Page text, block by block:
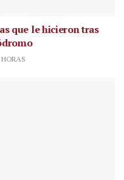
que le hicieron tras